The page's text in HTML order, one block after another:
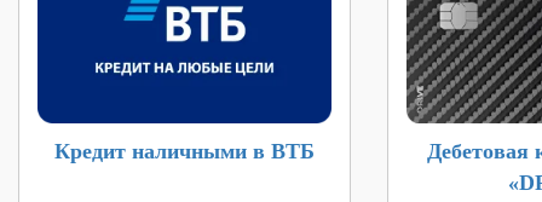
Кредит наличными в ВТБ
Дебетовая